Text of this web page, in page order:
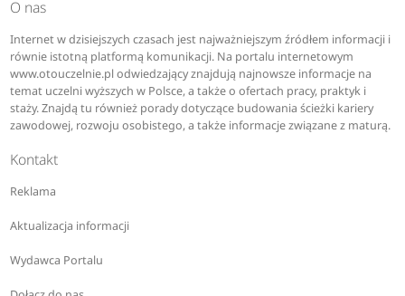
O nas
Internet w dzisiejszych czasach jest najważniejszym źródłem informacji i
równie istotną platformą komunikacji. Na portalu internetowym
www.otouczelnie.pl odwiedzający znajdują najnowsze informacje na
temat uczelni wyższych w Polsce, a także o ofertach pracy, praktyk i
staży. Znajdą tu również porady dotyczące budowania ścieżki kariery
zawodowej, rozwoju osobistego, a także informacje związane z maturą.
Kontakt
Reklama
Aktualizacja informacji
Wydawca Portalu